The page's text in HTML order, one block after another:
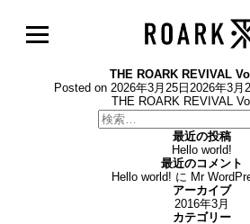
THE ROARK REVIVAL
Posted on 2026年3月25日 2026年3月
THE ROARK REVIVAL
検
索:
最近の投稿
Hello world!
最近のコメント
Hello world! に Mr
アーカイブ
2016年3月
カテゴリー